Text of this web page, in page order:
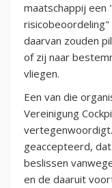
maatschappij een
daarvan zouden
of zij naar
vliegen.
Een van die
Vereinigung
geaccepteerd,
beslissen
en de daaruit